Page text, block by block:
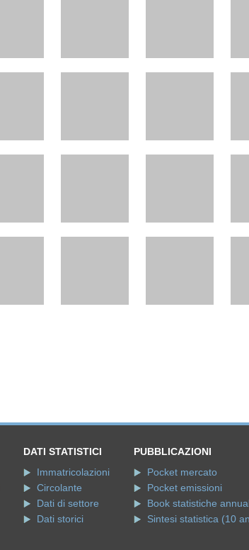
DATI STATISTICI
Immatricolazioni
Circolante
Dati di settore
Dati storici
PUBBLICAZIONI
Pocket mercato
Pocket emissioni
Book statistiche
Sintesi statistica (10